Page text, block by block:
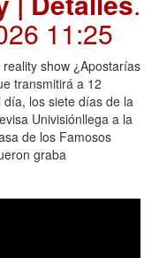
11:25
show ¿Apostarías
transmitirá a 12
los siete días de la
Univisiónllega a la
de los Famosos
graba